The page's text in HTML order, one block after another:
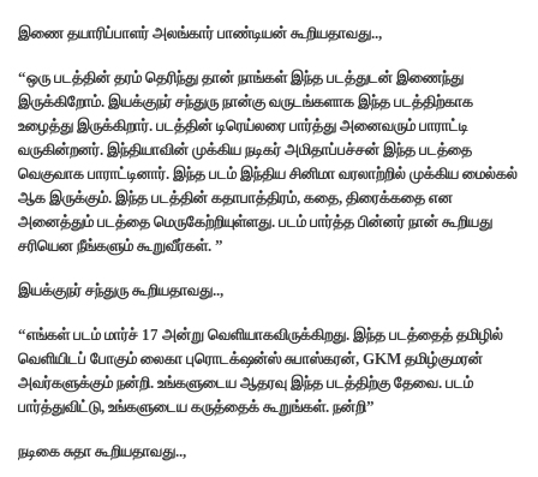
இணை தயாரிப்பாளர் அலங்கார் பாண்டியன் கூறியதாவது..,
“ஒரு படத்தின் தரம் தெரிந்து தான் நாங்கள் இந்த படத்துடன் இணைந்து
இருக்கிறோம். இயக்குநர் சந்துரு நான்கு வருடங்களாக இந்த படத்திற்காக
உழைத்து இருக்கிறார். படத்தின் டிரெய்லரை பார்த்து அனைவரும் பாராட்டி
வருகின்றனர். இந்தியாவின் முக்கிய நடிகர் அமிதாப்பச்சன் இந்த படத்தை
வெகுவாக பாராட்டினார். இந்த படம் இந்திய சினிமா வரலாற்றில் முக்கிய மைல்கல்
ஆக இருக்கும். இந்த படத்தின் கதாபாத்திரம், கதை, திரைக்கதை என
அனைத்தும் படத்தை மெருகேற்றியுள்ளது. படம் பார்த்த பின்னர் நான் கூறியது
சரியென நீங்களும் கூறுவீர்கள். ”
இயக்குநர் சந்துரு கூறியதாவது..,
“எங்கள் படம் மார்ச் 17 அன்று வெளியாகவிருக்கிறது. இந்த படத்தைத் தமிழில்
வெளியிடப் போகும் லைகா புரொடக்‌ஷன்ஸ் சுபாஸ்கரன், GKM தமிழ்குமரன்
அவர்களுக்கும் நன்றி. உங்களுடைய ஆதரவு இந்த படத்திற்கு தேவை. படம்
பார்த்துவிட்டு, உங்களுடைய கருத்தைக் கூறுங்கள். நன்றி”
நடிகை சுதா கூறியதாவது..,